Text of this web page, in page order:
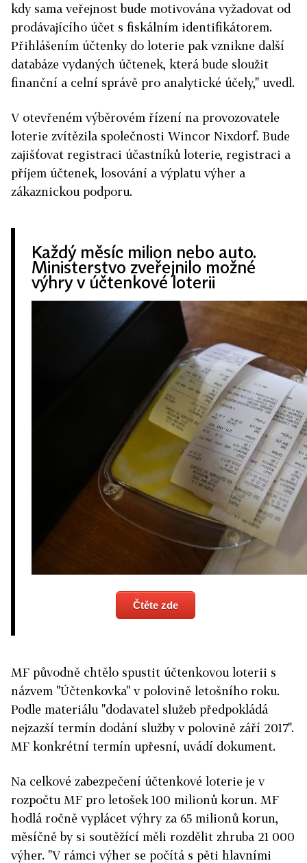
kdy sama veřejnost bude motivována vyžadovat od
prodávajícího účet s fiskálním identifikátorem.
Přihlášením účtenky do loterie pak vznikne další
databáze vydaných účtenek, která bude sloužit
finanční a celní správě pro analytické účely," uvedl.
V otevřeném výběrovém řízení na provozovatele
loterie zvítězila společnosti Wincor Nixdorf. Bude
zajišťovat registraci účastníků loterie, registraci a
příjem účtenek, losování a výplatu výher a
zákaznickou podporu.
Každý měsíc milion nebo auto.
Ministerstvo zveřejnilo možné
výhry v účtenkové loterii
Čtěte zde
MF původně chtělo spustit účtenkovou loterii s
názvem "Účtenkovka" v polovině letošního roku.
Podle materiálu "dodavatel služeb předpokládá
nejzazší termín dodání služby v polovině září 2017".
MF konkrétní termín upřesní, uvádí dokument.
Na celkové zabezpečení účtenkové loterie je v
rozpočtu MF pro letošek 100 milionů korun. MF
hodlá ročně vyplácet výhry za 65 milionů korun,
měsíčně by si soutěžící měli rozdělit zhruba 21 000
výher. "V rámci výher se počítá s pěti hlavními